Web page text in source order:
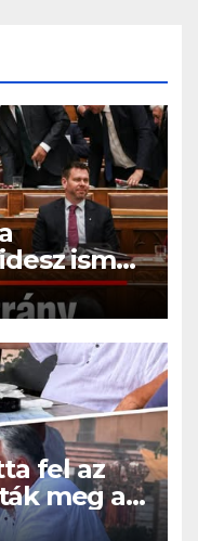
ismét
fel az
meg az